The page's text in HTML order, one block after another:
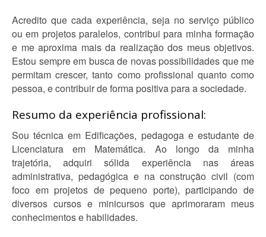
Acredito que cada experiência, seja no serviço público
ou em projetos paralelos, contribui para minha formação
e me aproxima mais da realização dos meus objetivos.
Estou sempre em busca de novas possibilidades que me
permitam crescer, tanto como profissional quanto como
pessoa, e contribuir de forma positiva para a sociedade.
Resumo da experiência profissional:
Sou técnica em Edificações, pedagoga e estudante de
Licenciatura em Matemática. Ao longo da minha
trajetória, adquiri sólida experiência nas áreas
administrativa, pedagógica e na construção civil (com
foco em projetos de pequeno porte), participando de
diversos cursos e minicursos que aprimoraram meus
conhecimentos e habilidades.